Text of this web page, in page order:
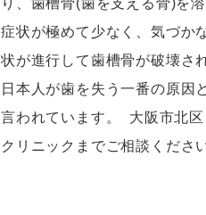
症状が極めて少なく、気づか
状が進行して歯槽骨が破壊さ
日本人が歯を失う一番の原因
言われています。  大阪市北
クリニックまでご相談くださ